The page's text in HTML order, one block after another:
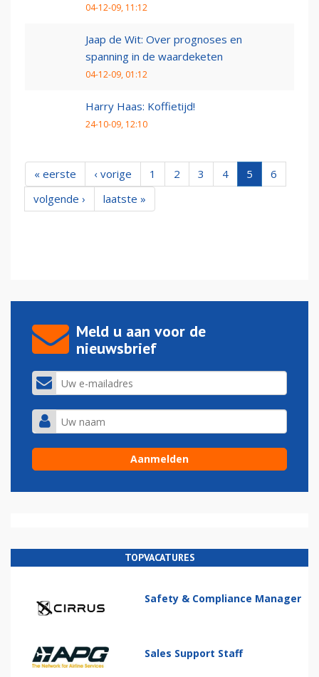
04-12-09, 11:12
Jaap de Wit: Over prognoses en
spanning in de waardeketen
04-12-09, 01:12
Harry Haas: Koffietijd!
24-10-09, 12:10
« eerste ‹ vorige 1 2 3 4 5
6
volgende ›
laatste »
Meld u aan voor de
nieuwsbrief
TOPVACATURES
Safety & Compliance Manager
Sales Support Staff